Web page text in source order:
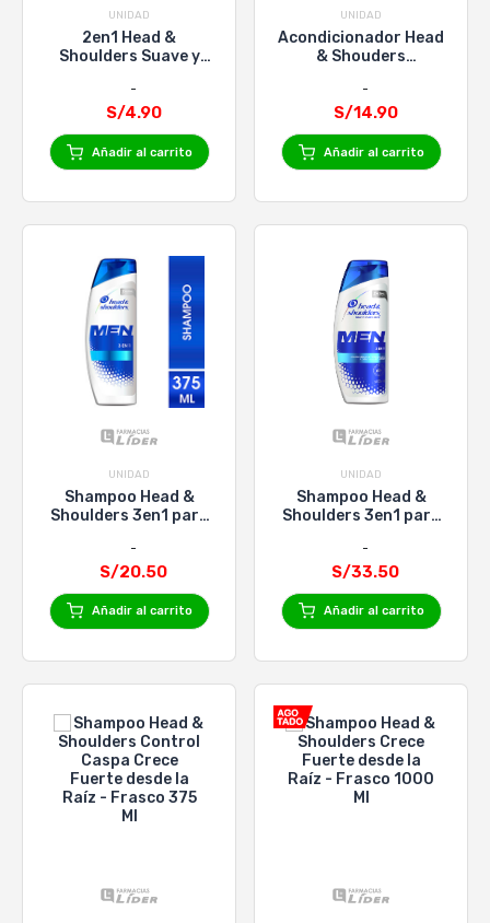
UNIDAD
2en1 Head &
Shoulders Suave y
90 Ml
S/4.90
Añadir al carrito
UNIDAD
Acondicionador Head
& Shouders
Carbón Activado -
Tubo 300 Ml
S/14.90
Añadir al carrito
UNIDAD
Shampoo Head &
Shoulders 3en1 para
375 Ml
S/20.50
Añadir al carrito
UNIDAD
Shampoo Head &
Shoulders 3en1 para
650 Ml
S/33.50
Añadir al carrito